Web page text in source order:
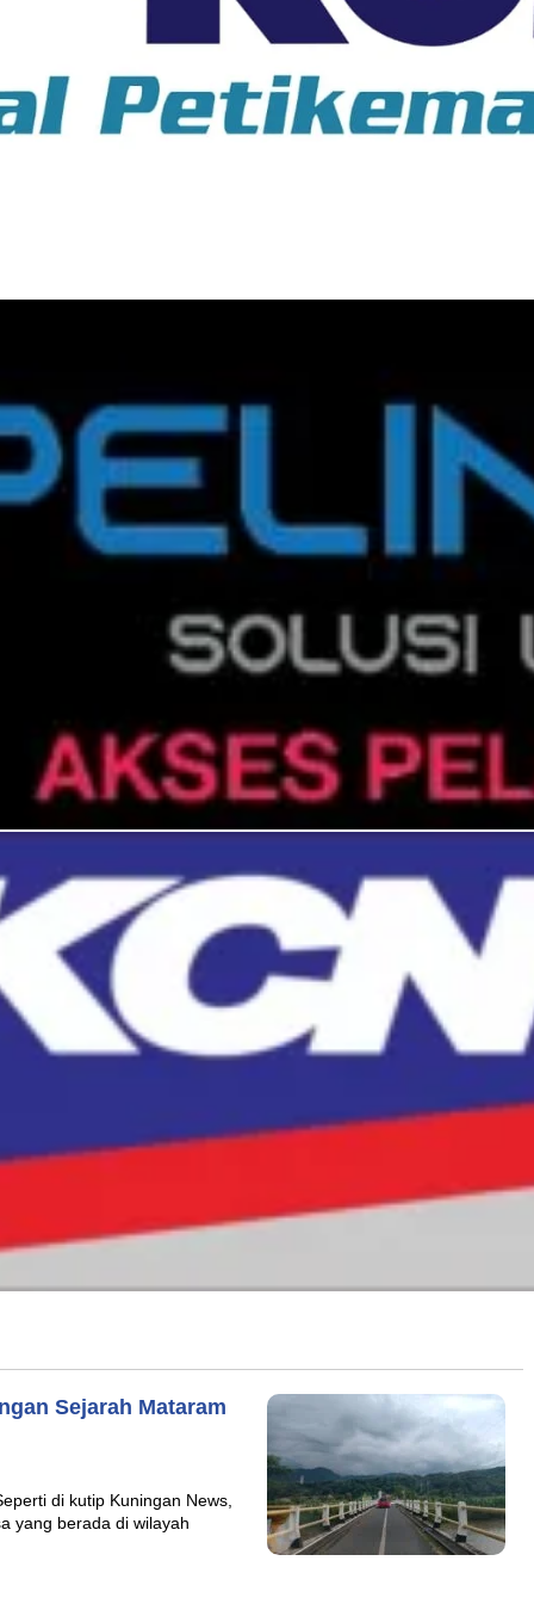
Sejarah Mataram
di kutip Kuningan News,
yang berada di wilayah